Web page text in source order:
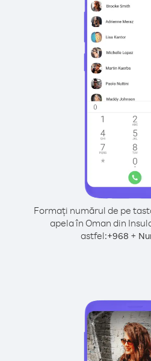
Formați numărul de pe
apela în Oman din
astfel:+968 +